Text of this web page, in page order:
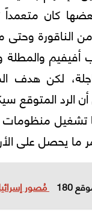
كان متعمداً
من الناقورة
أفيفيم
لكن هدف
الرد المتوقع
تشغيل
ما يحصل على
180 مُصور